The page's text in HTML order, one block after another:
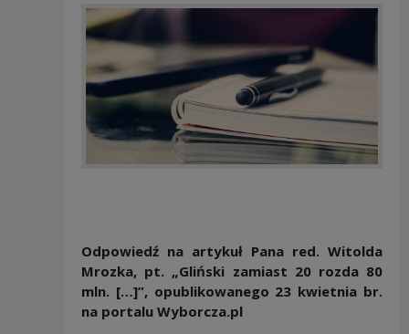
Odpowiedź na artykuł Pana red. Witolda
Mrozka, pt. „Gliński zamiast 20 rozda 80
mln. […]”, opublikowanego 23 kwietnia br.
na portalu Wyborcza.pl